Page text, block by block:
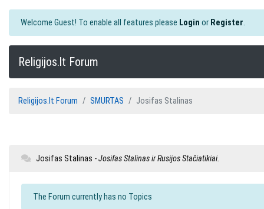
Welcome Guest! To enable all features please Login or Register.
Religijos.lt Forum
Religijos.lt Forum SMURTAS Josifas Stalinas
Josifas Stalinas -Josifas Stalinas ir Rusijos Stačiatikiai.
The Forum currently has no Topics